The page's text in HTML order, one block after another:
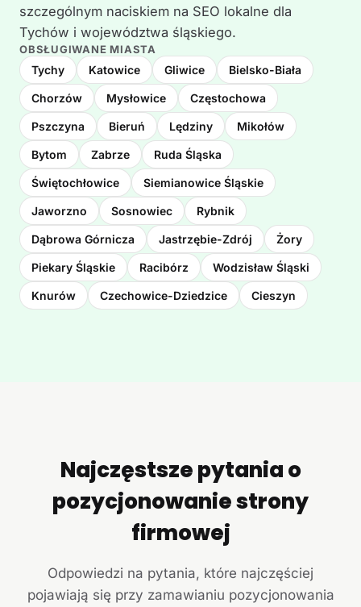
szczególnym naciskiem na SEO lokalne dla
Tychów i województwa śląskiego.
OBSŁUGIWANE MIASTA
Tychy Katowice Gliwice Bielsko-Biała
Chorzów Mysłowice Częstochowa
Pszczyna Bieruń Lędziny Mikołów
Bytom Zabrze Ruda Śląska
Świętochłowice Siemianowice Śląskie
Jaworzno Sosnowiec Rybnik
Dąbrowa Górnicza Jastrzębie-Zdrój Żory
Piekary Śląskie Racibórz Wodzisław Śląski
Knurów Czechowice-Dziedzice Cieszyn
Najczęstsze pytania o
pozycjonowanie strony
firmowej
Odpowiedzi na pytania, które najczęściej
pojawiają się przy zamawianiu pozycjonowania